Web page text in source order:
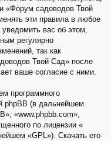
«Форум садоводов Твой
эти правила в любое
вас об этом,
регулярно
так как
Твой Сад» после
ваше согласие с ними.
программного
phpBB (в дальнейшем
«www.phpbb.com»,
по лицензии «
«GPL»). Скачать его